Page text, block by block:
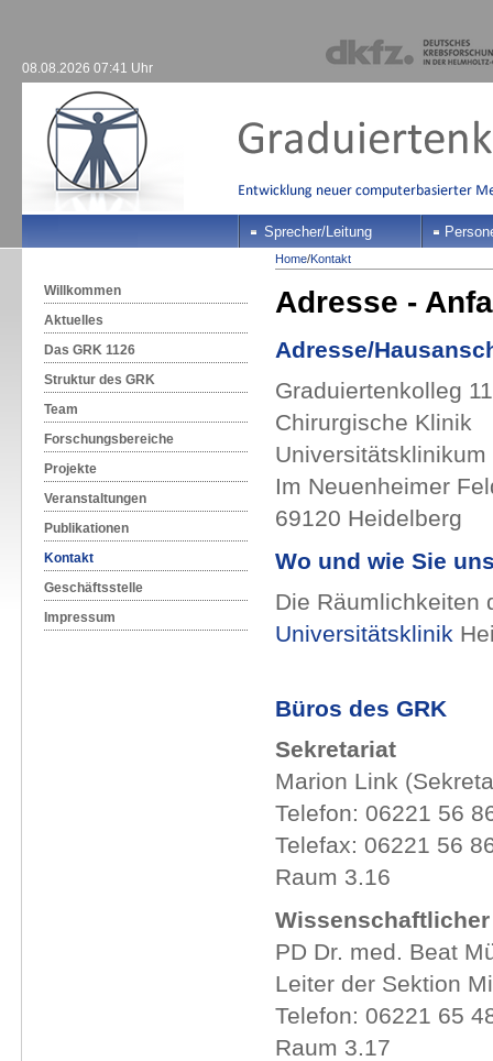
08.08.2026 07:41 Uhr
Sprecher/Leitung
Willkommen
Aktuelles
Das GRK 1126
Struktur des GRK
Team
Forschungsbereiche
Projekte
Veranstaltungen
Publikationen
Kontakt
Geschäftsstelle
Impressum
Home/Kontakt
Adresse -
Adresse/
Graduiertenkolleg
Chirurgische Klinik
Universitätsklinikum
Im Neuenheimer
69120 Heidelberg
Wo und wie Sie
Die Räumlichkeiten
Universitätsklinik
Büros des GRK
Sekretariat
Marion Link
Telefon: 06221 56
Telefax: 06221 56
Raum 3.16
PD Dr. med. Beat
Leiter der Sektion
Telefon: 06221 65
Raum 3.17